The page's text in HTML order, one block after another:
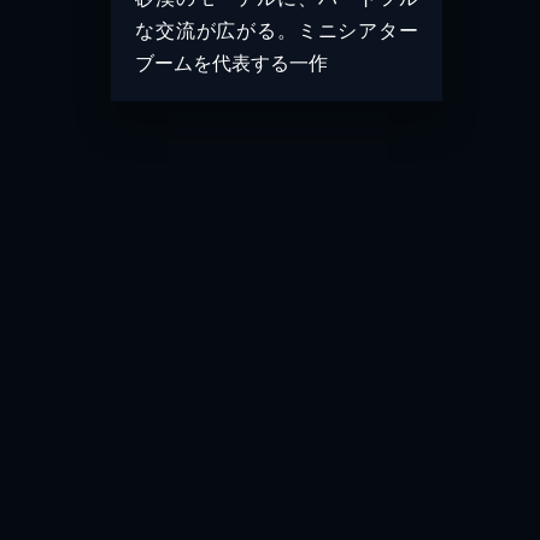
な交流が広がる。ミニシアター
ブームを代表する一作